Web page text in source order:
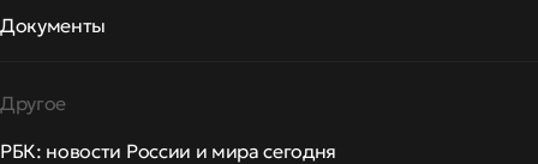
Документы
Другое
РБК: новости России и мира сегодня